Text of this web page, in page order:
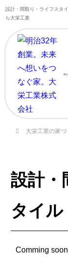
設計・間取り・ライフスタ
ら大栄工業
コ
大栄工業の家づ
設計・
タイル
Comming